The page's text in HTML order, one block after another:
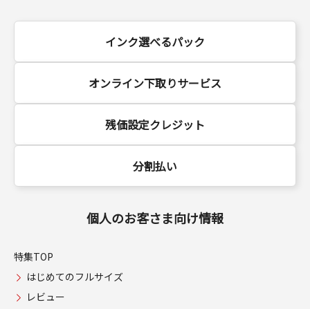
インク選べるパック
オンライン下取りサービス
残価設定クレジット
分割払い
個人のお客さま向け情報
特集TOP
はじめてのフルサイズ
レビュー